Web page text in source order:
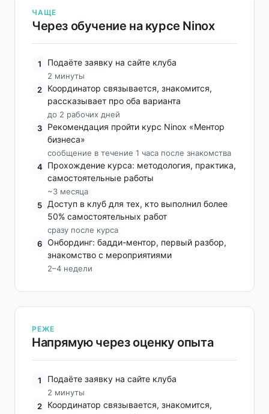
ЧАЩЕ
Через обучение на курсе Ninox
1 Подаёте заявку на сайте клуба
2 минуты
2
Координатор связывается, знакомится,
рассказывает про оба варианта
до 2 рабочих дней
3
Рекомендация пройти курс Ninox «Ментор
бизнеса»
сообщение в течение 1 часа после знакомства
4
Прохождение курса: методология, практика,
самостоятельные работы
~3 месяца
5
Доступ в клуб для тех, кто выполнил более
50% самостоятельных работ
сразу после курса
6 Онбординг: бадди-ментор, первый разбор,
знакомство с мероприятиями
2–4 недели
РЕЖЕ
Напрямую через оценку опыта
1 Подаёте заявку на сайте клуба
2 минуты
2
Координатор связывается, знакомится,